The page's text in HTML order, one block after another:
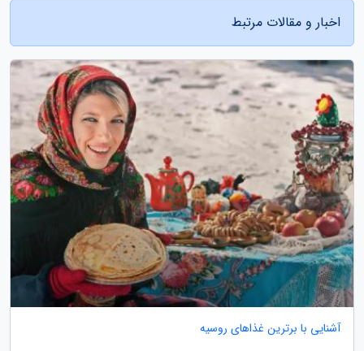
اخبار و مقالات مرتبط
آشنایی با برترین غذاهای روسیه